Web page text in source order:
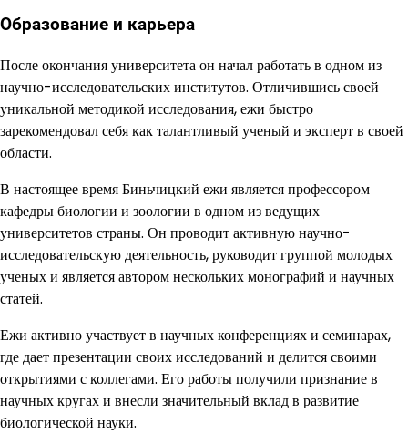
Образование и карьера
После окончания университета он начал работать в одном из
научно-исследовательских институтов. Отличившись своей
уникальной методикой исследования, ежи быстро
зарекомендовал себя как талантливый ученый и эксперт в своей
области.
В настоящее время Биньчицкий ежи является профессором
кафедры биологии и зоологии в одном из ведущих
университетов страны. Он проводит активную научно-
исследовательскую деятельность, руководит группой молодых
ученых и является автором нескольких монографий и научных
статей.
Ежи активно участвует в научных конференциях и семинарах,
где дает презентации своих исследований и делится своими
открытиями с коллегами. Его работы получили признание в
научных кругах и внесли значительный вклад в развитие
биологической науки.